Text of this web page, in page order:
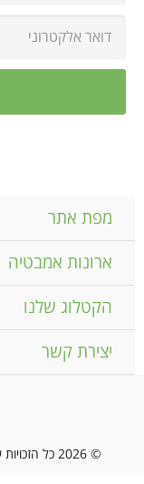
מפת אתר
ארונות אמבטיה
הקטלוג שלנו
יצירת קשר
© 2026 כל הזכויות שמורות לאתר ארונות פור יו - ארונות אמבטיה